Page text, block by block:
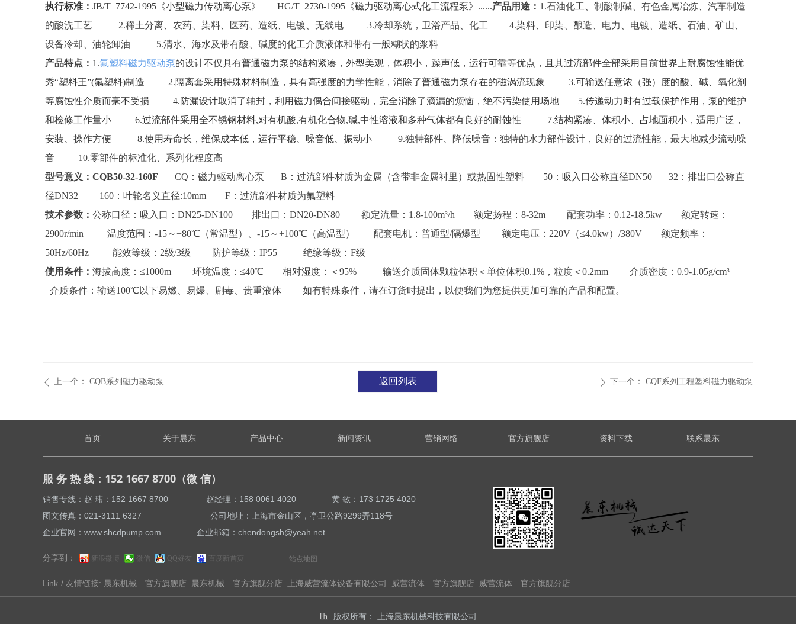
执行标准： JB/T 7742-1995《小型磁力传动离心泵》 HG/T 2730-1995《磁力驱动离心式化工流程泵》......产品用途： 1.石油化工、制酸制碱、有色金属冶炼、汽车制造
的酸洗工艺 2.稀土分离、农药、染料、医药、造纸、电镀、无线电 3.冷却系统，卫浴产品、化工 4.染料、印染、酿造、电力、电镀、造纸、石油、矿山、
设备冷却、油轮卸油 5.清水、海水及带有酸、碱度的化工介质液体和带有一般糊状的浆料
产品特点： 1.氟塑料磁力驱动泵的设计不仅具有普通磁力泵的结构紧凑，外型美观，体积小，躁声低，运行可靠等优点，且其过流部件全部采用目前世界上耐腐蚀性能优
秀“塑料王”(氟塑料)制造 2.隔离套采用特殊材料制造，具有高强度的力学性能，消除了普通磁力泵存在的磁涡流现象 3.可输送任意浓（强）度的酸、碱、氧化剂
等腐蚀性介质而毫不受损 4.防漏设计取消了轴封，利用磁力偶合间接驱动，完全消除了滴漏的烦恼，绝不污染使用场地 5.传递动力时有过载保护作用，泵的维护
和检修工作量小 6.过流部件采用全不锈钢材料,对有机酸,有机化合物,碱,中性溶液和多种气体都有良好的耐蚀性 7.结构紧凑、体积小、占地面积小，适用广泛，
安装、操作方便 8.使用寿命长，维保成本低，运行平稳、噪音低、振动小 9.独特部件、降低噪音：独特的水力部件设计，良好的过流性能，最大地减少流动噪
音 10.零部件的标准化、系列化程度高
型号意义： CQB50-32-160F CQ：磁力驱动离心泵 B：过流部件材质为金属（含带非金属衬里）或热固性塑料 50：吸入口公称直径DN50 32：排出口公称直
径DN32 160：叶轮名义直径:10mm F：过流部件材质为氟塑料
技术参数： 公称口径：吸入口：DN25-DN100 排出口：DN20-DN80 额定流量：1.8-100m³/h 额定扬程：8-32m 配套功率：0.12-18.5kw 额定转速：
2900r/min 温度范围：-15～+80℃（常温型）、-15～+100℃（高温型） 配套电机：普通型/隔爆型 额定电压：220V（≤4.0kw）/380V 额定频率：
50Hz/60Hz 能效等级：2级/3级 防护等级：IP55 绝缘等级：F级
使用条件： 海拔高度：≤1000m 环境温度：≤40℃ 相对湿度：＜95% 输送介质固体颗粒体积＜单位体积0.1%，粒度＜0.2mm 介质密度：0.9-1.05g/cm³
介质条件：输送100℃以下易燃、易爆、剧毒、贵重液体 如有特殊条件，请在订货时提出，以便我们为您提供更加可靠的产品和配置。
ꄲ 下一个： CQF系列工程塑料磁力驱动泵
ꄴ 上一个： CQB系列磁力驱动泵 返回列表
版权所有： 上海晨东机械科技有限公司
分享到： 新浪微博 微信 QQ好友 百度新首页 站点地图
Link / 友情链接: 晨东机械—官方旗舰店 晨东机械—官方旗舰分店 上海威营流体设备有限公司 威营流体—官方旗舰店 威营流体—官方旗舰分店
服 务 热 线：152 1667 8700（微 信）
销售专线：赵 玮：152 1667 8700 赵经理：158 0061 4020 黄 敏：173 1725 4020
图文传真：021-3111 6327 公司地址：上海市金山区，亭卫公路9299弄118号
企业官网：www.shcdpump.com 企业邮箱：chendongsh@yeah.net
首页 关于晨东 产品中心 新闻资讯 营销网络 官方旗舰店 资料下载 联系晨东